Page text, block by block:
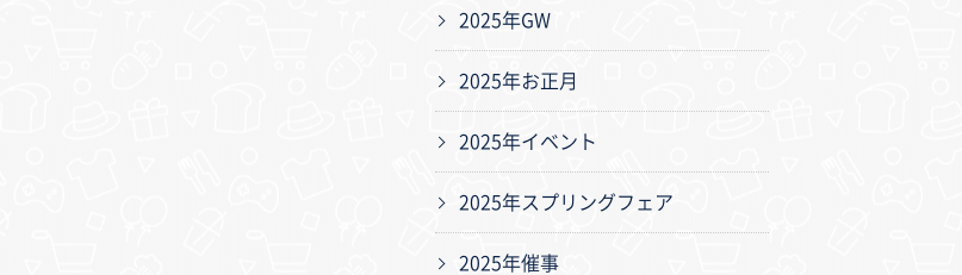
2025年GW
2025年お正月
2025年イベント
2025年スプリングフェア
2025年催事